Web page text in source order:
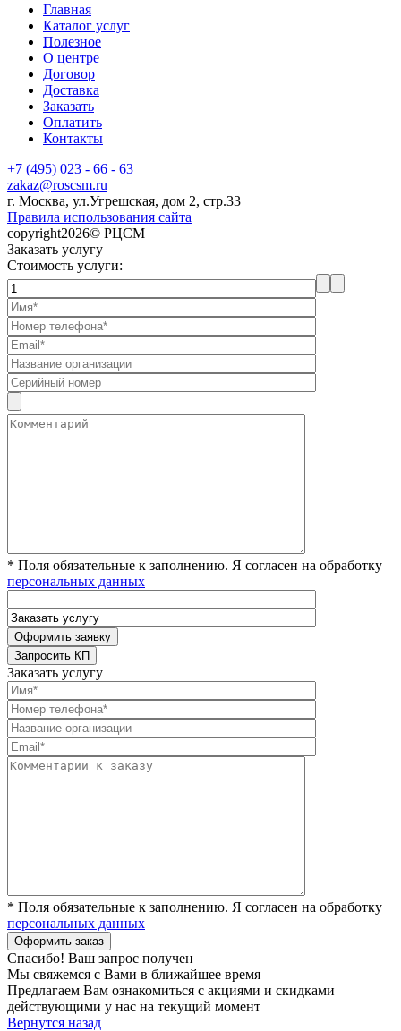
Главная
Каталог услуг
Полезное
О центре
Договор
Доставка
Заказать
Оплатить
Контакты
+7 (495) 023 - 66 - 63
zakaz@roscsm.ru
г. Москва, ул.Угрешская, дом 2, стр.33
Правила использования сайта
copyright2026© РЦСМ
Заказать услугу
Стоимость услуги:
* Поля обязательные к заполнению. Я согласен на обработку
персональных данных
Заказать услугу
* Поля обязательные к заполнению. Я согласен на обработку
персональных данных
Спасибо! Ваш запрос получен
Мы свяжемся с Вами в ближайшее время
Предлагаем Вам ознакомиться с акциями и скидками
действующими у нас на текущий момент
Вернутся назад